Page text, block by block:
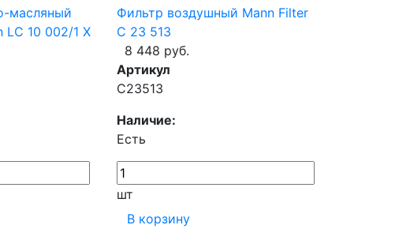
масляный
LC 10 002/1 X
Фильтр воздушный Mann Filter
C 23 513
8 448 руб.
Артикул
C23513
Наличие:
Есть
шт
В корзину